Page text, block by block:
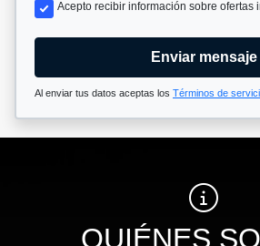
Acepto recibir información sobre ofertas
Enviar mensaje
Al enviar tus datos aceptas los Términos de
QUIÉNES